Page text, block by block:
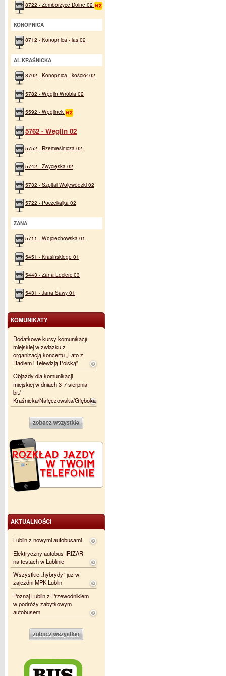
8722 - Zemborzyce Dolne 02
KONOPNICA
8712 - Konopnica - las 02
AL.KRAŚNICKA
8702 - Konopnica - kościół 02
5782 - Węglin Wróbla 02
5592 - Węglinek
5762 - Węglin 02
5752 - Rzemieślnicza 02
5742 - Zwycięska 02
5732 - Szpital Wojewódzki 02
5722 - Poczekajka 02
ZANA
5711 - Wojciechowska 01
5451 - Krasińskiego 01
5443 - Zana Leclerc 03
5431 - Jana Sawy 01
KOMUNIKATY
Dodatkowe kursy komunikacji
miejskiej w związku z
organizacją koncertu „Lato z
Radiem i Telewizją Polską”
Objazdy dla komunikacji
miejskiej w dniach 3-7 sierpnia
br./
Kraśnicka/Nałęczowska/Głęboka
AKTUALNOŚCI
Lublin z nowymi autobusami
Elektryczny autobus IRIZAR
na testach w Lublinie
Wszystkie „hybrydy” już w
zajezdni MPK Lublin
Poznaj Lublin z Przewodnikiem
w podróży zabytkowym
autobusem